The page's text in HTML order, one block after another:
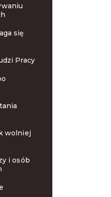
się
Pracy
wolniej
i osób